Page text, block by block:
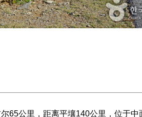
公里，距离平壤140公里，位于中